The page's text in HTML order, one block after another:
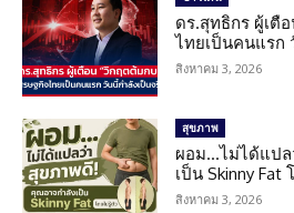
ดร.สุทธิกร ผู้เตื
ไทยเป็นคนแรก
สิงหาคม 3, 2026
สุขภาพ
ผอม…ไม่ได้แป
เป็น Skinny Fat
สิงหาคม 3, 2026